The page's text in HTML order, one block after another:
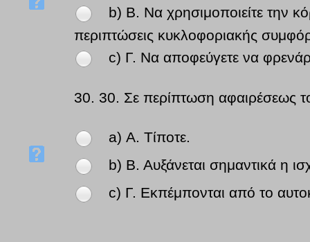
b) Β. Να χρησιμοποιείτε την
περιπτώσεις κυκλοφοριακής
c) Γ. Να αποφεύγετε να
30. 30. Σε περίπτωση αφαιρέσεως
a) Α. Τίποτε.
b) Β. Αυξάνεται σημαντικά η
c) Γ. Εκπέμπονται από το